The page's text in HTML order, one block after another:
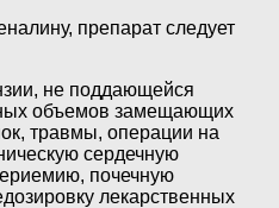
препарат следует
не поддающейся
объемов замещающих
травмы, операции на
сердечную
почечную
лекарственных